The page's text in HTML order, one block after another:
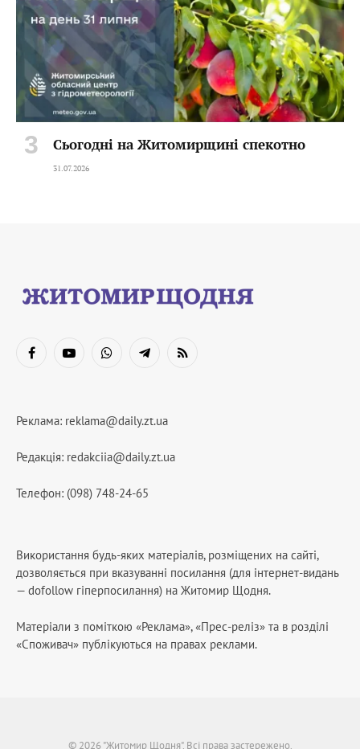
Сьогодні на Житомирщині спекотно
31.07.2026
FacebookYouTubeWhatsAppTelegramRSS
Реклама: reklama@daily.zt.ua
Редакція: redakciia@daily.zt.ua
Телефон: (098) 748-24-65
Використання будь-яких матеріалів, розміщених на сайті,
дозволяється при вказуванні посилання (для інтернет-видань
— dofollow гіперпосилання) на Житомир Щодня.
Матеріали з поміткою «Реклама», «Прес-реліз» та в розділі
«Споживач» публікуються на правах реклами.
© 2026 "Житомир Щодня". Всі права застережено.